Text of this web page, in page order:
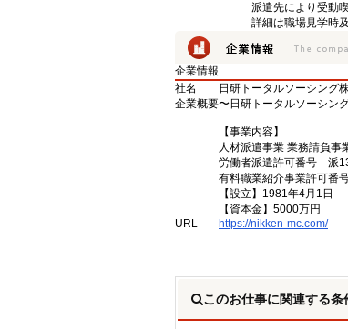
派遣先により受動
詳細は職場見学時
企業情報
社名
日研トータルソーシング
企業概要〜日研トータルソーシン
【事業内容】
人材派遣事業 業務請負事
労働者派遣許可番号 派
有料職業紹介事業許可
【設立】1981年4月1日
【資本金】5000万円
URL
https://nikken-mc.com/
このお仕事に関連する条